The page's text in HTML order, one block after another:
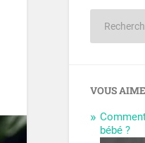
VOUS
bébé ?